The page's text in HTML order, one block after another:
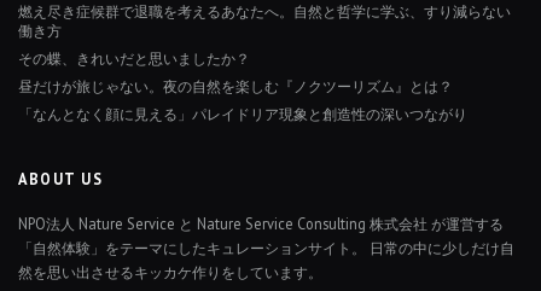
燃え尽き症候群で退職を考えるあなたへ。自然と哲学に学ぶ、すり減らない
働き方
その蝶、きれいだと思いましたか？
昼だけが旅じゃない。夜の自然を楽しむ『ノクツーリズム』とは？
「なんとなく顔に見える」パレイドリア現象と創造性の深いつながり
ABOUT US
NPO法人 Nature Service と Nature Service Consulting 株式会社 が運営する
「自然体験」をテーマにしたキュレーションサイト。 日常の中に少しだけ自
然を思い出させるキッカケ作りをしています。